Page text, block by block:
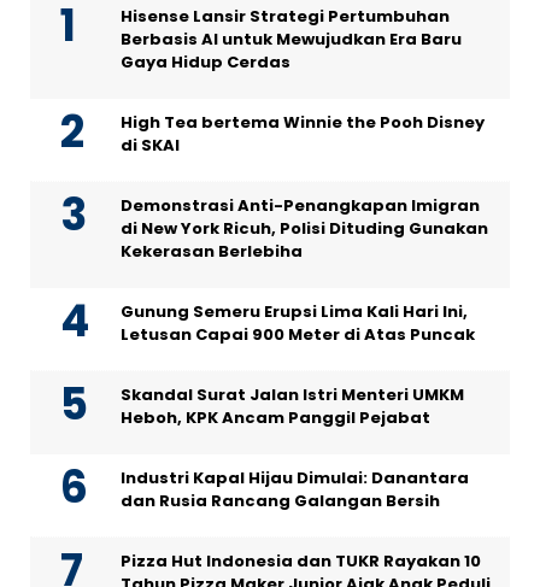
Hisense Lansir Strategi Pertumbuhan
Berbasis AI untuk Mewujudkan Era Baru
Gaya Hidup Cerdas
High Tea bertema Winnie the Pooh Disney
di SKAI
Demonstrasi Anti-Penangkapan Imigran
di New York Ricuh, Polisi Dituding Gunakan
Kekerasan Berlebiha
Gunung Semeru Erupsi Lima Kali Hari Ini,
Letusan Capai 900 Meter di Atas Puncak
Skandal Surat Jalan Istri Menteri UMKM
Heboh, KPK Ancam Panggil Pejabat
Industri Kapal Hijau Dimulai: Danantara
dan Rusia Rancang Galangan Bersih
Pizza Hut Indonesia dan TUKR Rayakan 10